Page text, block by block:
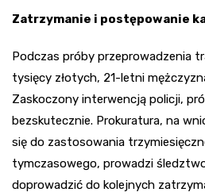
Zatrzymanie i postępowanie
Podczas próby przeprowadzenia
tysięcy złotych, 21-letni
Zaskoczony interwencją policji,
bezskutecznie. Prokuratura, na
się do zastosowania
tymczasowego, prowadzi
doprowadzić do kolejnych